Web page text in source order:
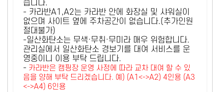
습니다.
- 카라반A1,A2는 카라반 안에 화장실 및 샤워실이
없으며 사이트 옆에 주차공간이 없습니다.(추가인원
절대불가)
-일산화탄소는 무색·무취·무미라 매우 위험합니다.
관리실에서 일산화탄소 경보기를 대여 서비스를 운
영중이니 이용 부탁 드립니다.
- 카라반은 캠핑장 운영 사정에 따라 교차 대여 할 수 있
음을 양해 부탁 드리겠습니다. 예) (A1<->A2) 4인용 (A3
<->A4) 6인용